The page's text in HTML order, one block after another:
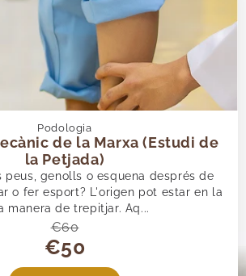
Podologia
de la Marxa (Estudi de
la Petjada)
peus, genolls o esquena després de
o fer esport? L'origen pot estar en la
manera de trepitjar. Aq...
€60
€50